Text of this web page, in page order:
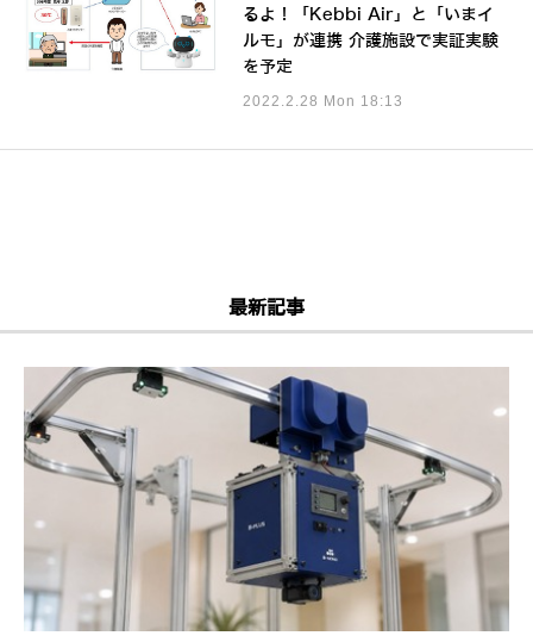
るよ！「Kebbi Air」と「いまイ
ルモ」が連携 介護施設で実証実験
を予定
2022.2.28 Mon 18:13
最新記事